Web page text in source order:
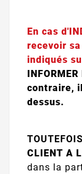
En cas
recevoir
indiqués
contraire,
dessus.
CLIENT A
dans la